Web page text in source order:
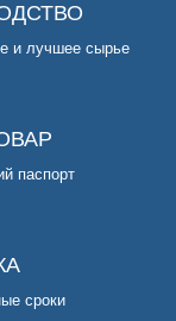
и лучшее сырье
паспорт
сроки